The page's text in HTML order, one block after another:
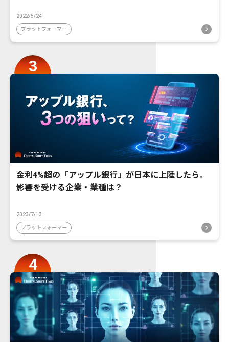
2022/5/24
プラットフォーマー
金利4%超の「アップル銀行」が日本に上陸したら。
影響を受ける企業・業種は？
2023/7/13
プラットフォーマー